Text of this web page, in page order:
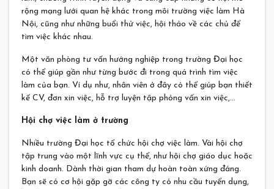
rộng mạng lưới quan hệ khác trong môi trường việc làm Hà
Nội, cũng như những buổi thử việc, hội thảo về các chủ để
tìm việc khác nhau.
Một văn phòng tư vấn hướng nghiệp trong trường Đại học
có thể giúp gần như từng bước đi trong quá trình tìm việc
làm của bạn. Ví dụ như, nhân viên ở đây có thể giúp bạn thiết
kế CV, đơn xin việc, hỗ trợ luyện tập phỏng vấn xin việc,…
Hội chợ việc làm ở trường
Nhiều trường Đại học tổ chức hội chợ việc làm. Vài hội chợ
tập trung vào một lĩnh vực cụ thể, như hội chợ giáo dục hoặc
kinh doanh. Dành thời gian tham dự hoàn toàn xứng đáng.
Bạn sẽ có cơ hội gặp gỡ các công ty có nhu cầu tuyển dụng,